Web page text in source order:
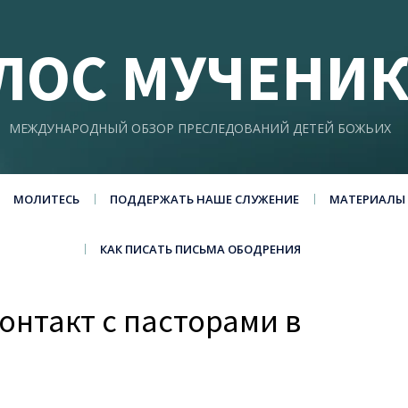
МЕЖДУНАРОДНЫЙ ОБЗОР ПРЕСЛЕДОВАНИЙ ДЕТЕЙ БОЖЬИХ
МОЛИТЕСЬ ПОДДЕРЖАТЬ НАШЕ СЛУЖЕНИЕ МАТЕРИАЛЫ
КАК ПИСАТЬ ПИСЬМА ОБОДРЕНИЯ
с пасторами в